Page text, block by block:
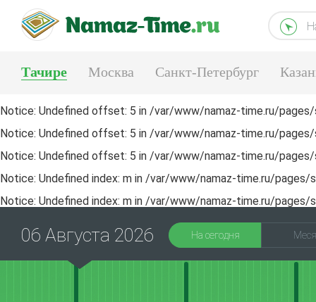
Тачире Москва Санкт-Петербург
Тюмень Екатеринбург
Notice: Undefined offset: 5 in /var/www/namaz-time.ru/
Notice: Undefined offset: 5 in /var/www/namaz-time.ru/
Notice: Undefined offset: 5 in /var/www/namaz-time.ru/
Notice: Undefined index: m in /var/www/namaz-time.ru/pages/
Notice: Undefined index: m in /var/www/namaz-time.ru/pages/
06 Августа 2026 На сегодня